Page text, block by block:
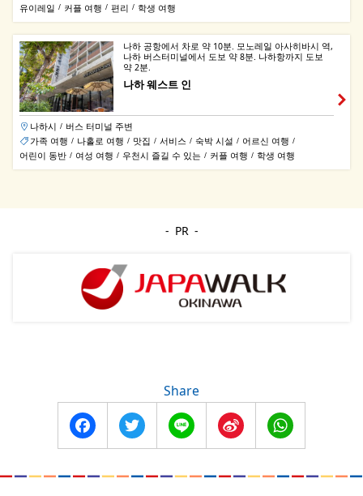
유이레일 / 커플 여행 / 편리 / 학생 여행
나하 공항에서 차로 약 10분. 모노레일 아사히바시 역,
나하 버스터미널에서 도보 약 8분. 나하항까지 도보
약 2분.
나하 웨스트 인
나하시 / 버스 터미널 주변
가족 여행 / 나홀로 여행 / 맛집 / 서비스 / 숙박 시설 / 어르신 여행 /
어린이 동반 / 여성 여행 / 우천시 즐길 수 있는 / 커플 여행 / 학생 여행
PR
Share
FacebookTwitter Line
Sina
Weibo
WhatsApp